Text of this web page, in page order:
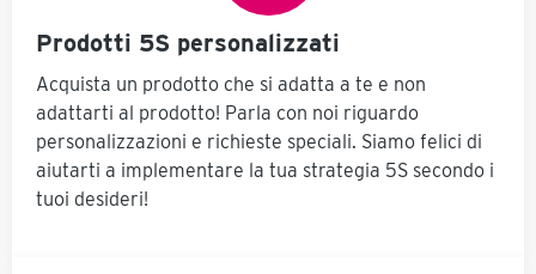
Prodotti 5S personalizzati
Acquista un prodotto che si adatta a te e non
adattarti al prodotto! Parla con noi riguardo
personalizzazioni e richieste speciali. Siamo felici di
aiutarti a implementare la tua strategia 5S secondo i
tuoi desideri!